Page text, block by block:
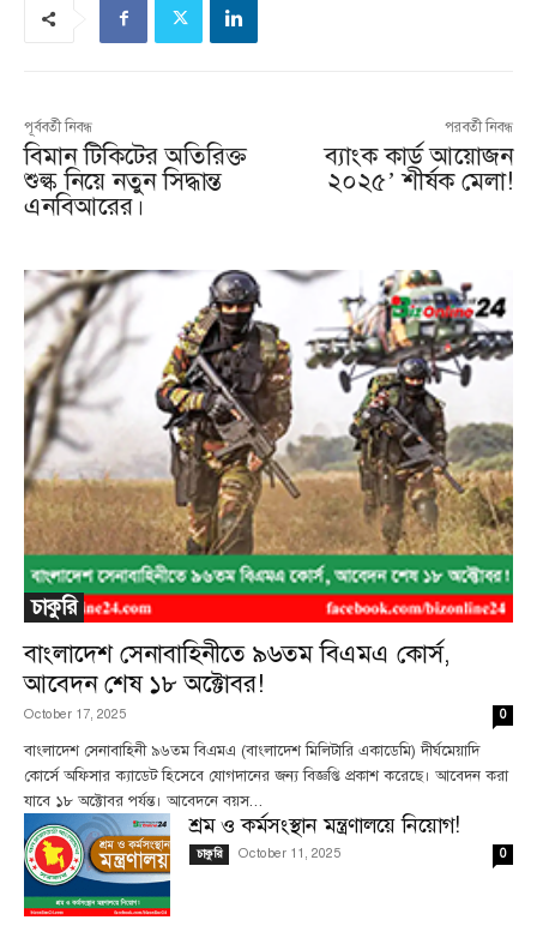
পূর্ববর্তী নিবন্ধ
বিমান টিকিটের অতিরিক্ত
শুল্ক নিয়ে নতুন সিদ্ধান্ত
এনবিআরের।
পরবর্তী নিবন্ধ
ব্যাংক কার্ড আয়োজন
২০২৫’ শীর্ষক মেলা!
চাকুরি
বাংলাদেশ সেনাবাহিনীতে ৯৬তম বিএমএ কোর্স,
আবেদন শেষ ১৮ অক্টোবর!
October 17, 2025 0
বাংলাদেশ সেনাবাহিনী ৯৬তম বিএমএ (বাংলাদেশ মিলিটারি একাডেমি) দীর্ঘমেয়াদি
কোর্সে অফিসার ক্যাডেট হিসেবে যোগদানের জন্য বিজ্ঞপ্তি প্রকাশ করেছে। আবেদন করা
যাবে ১৮ অক্টোবর পর্যন্ত। আবেদনে বয়স...
শ্রম ও কর্মসংস্থান মন্ত্রণালয়ে নিয়োগ!
চাকুরি October 11, 2025 0